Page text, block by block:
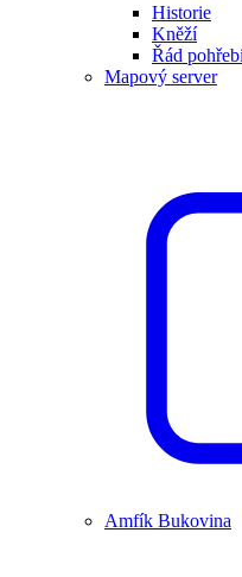
Historie
Kněží
Řád
Mapový server
Amfík Bukovina